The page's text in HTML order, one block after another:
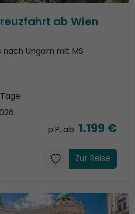
ab Wien
Ungarn mit MS
p.P. ab 1.199 €
Zur Reise